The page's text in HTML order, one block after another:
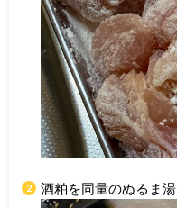
酒粕を同量のぬるま